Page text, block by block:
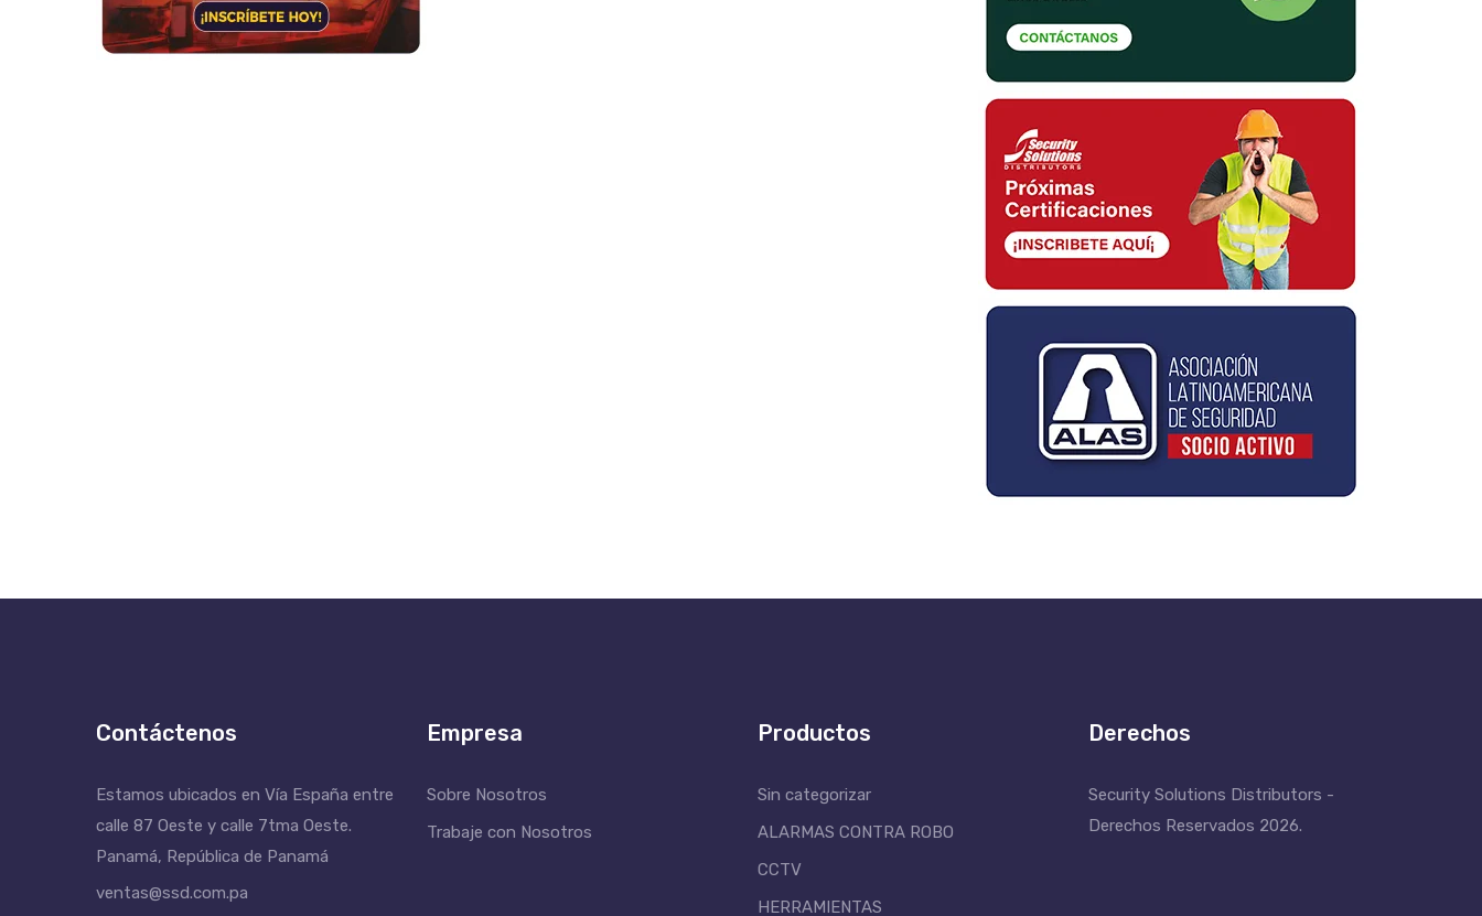
Contáctenos
Estamos ubicados en Vía España entre
calle 87 Oeste y calle 7tma Oeste.
Panamá, República de Panamá
ventas@ssd.com.pa
Empresa
Sobre Nosotros
Trabaje con Nosotros
Productos
Sin categorizar
ALARMAS CONTRA ROBO
CCTV
HERRAMIENTAS
Derechos
Security Solutions Distributors -
Derechos Reservados 2026.